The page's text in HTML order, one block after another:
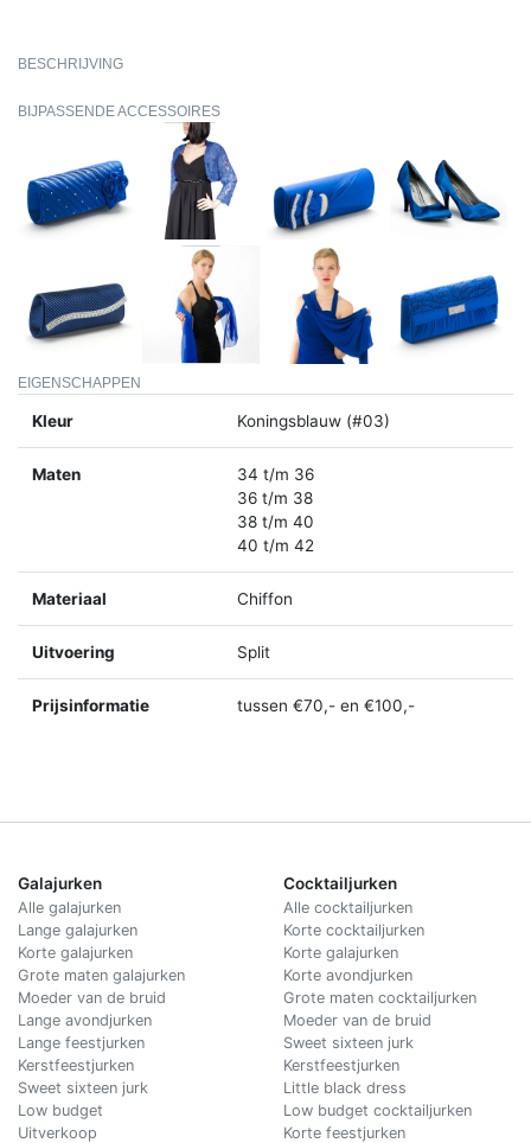
BESCHRIJVING
BIJPASSENDE ACCESSOIRES
EIGENSCHAPPEN
Kleur Koningsblauw (#03)
Maten
34 t/m 36
36 t/m 38
38 t/m 40
40 t/m 42
Materiaal Chiffon
Uitvoering Split
Prijsinformatie tussen €70,- en €100,-
Galajurken
Alle galajurken
Lange galajurken
Korte galajurken
Grote maten galajurken
Moeder van de bruid
Lange avondjurken
Lange feestjurken
Kerstfeestjurken
Sweet sixteen jurk
Low budget
Uitverkoop
Cocktailjurken
Alle cocktailjurken
Korte cocktailjurken
Korte galajurken
Korte avondjurken
Grote maten cocktailjurken
Moeder van de bruid
Sweet sixteen jurk
Kerstfeestjurken
Little black dress
Low budget cocktailjurken
Korte feestjurken